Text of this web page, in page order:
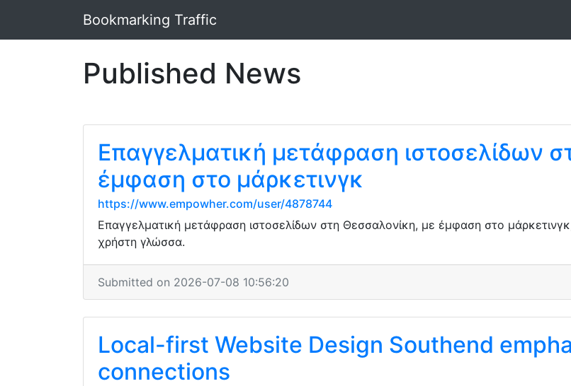
Bookmarking Traffic
Published News
Επαγγελματική μετάφραση ιστοσελίδων
έμφαση στο μάρκετινγκ
https://www.empowher.com/user/4878744
Επαγγελματική μετάφραση ιστοσελίδων στη Θεσσαλονίκη, με έμφαση στο
χρήστη γλώσσα.
Submitted on 2026-07-08 10:56:20
Local-first Website Design Southend
connections